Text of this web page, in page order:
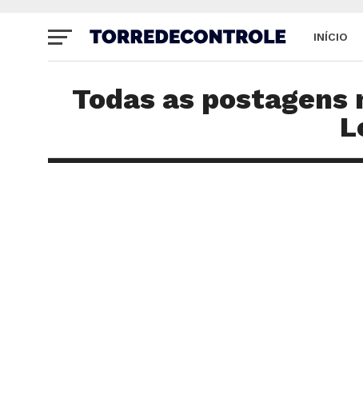
INÍCIO
Todas as